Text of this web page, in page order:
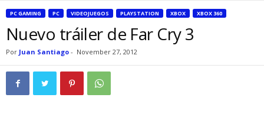
PC GAMING PC VIDEOJUEGOS PLAYSTATION XBOX XBOX 360
Nuevo tráiler de Far Cry 3
Por Juan Santiago - November 27, 2012